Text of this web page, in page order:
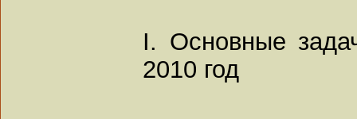
I. Основные
2010 год